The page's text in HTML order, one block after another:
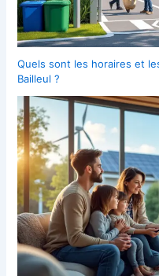
Quels sont les horaires et
Bailleul ?